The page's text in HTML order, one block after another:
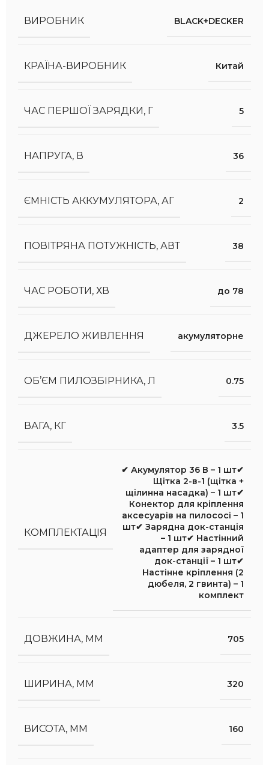
ВИРОБНИК BLACK+DECKER
КРАЇНА-ВИРОБНИК Китай
ЧАС ПЕРШОЇ ЗАРЯДКИ, Г 5
НАПРУГА, В 36
ЄМНІСТЬ АККУМУЛЯТОРА, АГ 2
ПОВІТРЯНА ПОТУЖНІСТЬ, АВТ 38
ЧАС РОБОТИ, ХВ до 78
ДЖЕРЕЛО ЖИВЛЕННЯ акумуляторне
ОБ’ЄМ ПИЛОЗБІРНИКА, Л 0.75
ВАГА, КГ 3.5
КОМПЛЕКТАЦІЯ
✔ Акумулятор 36 В – 1 шт✔
Щітка 2-в-1 (щітка +
щілинна насадка) – 1 шт✔
Конектор для кріплення
аксесуарів на пилососі – 1
шт✔ Зарядна док-станція
– 1 шт✔ Настінний
адаптер для зарядної
док-станції – 1 шт✔
Настінне кріплення (2
дюбеля, 2 гвинта) – 1
комплект
ДОВЖИНА, ММ 705
ШИРИНА, ММ 320
ВИСОТА, ММ 160